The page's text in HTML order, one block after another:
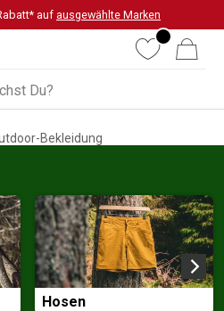
auf ausgewählte Marken
WunschlisteWarenkorb
Bekleidung
Hosen